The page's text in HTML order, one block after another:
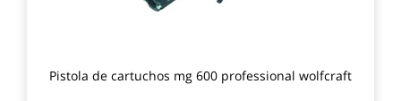
Pistola de cartuchos mg 600 professional wolfcraft